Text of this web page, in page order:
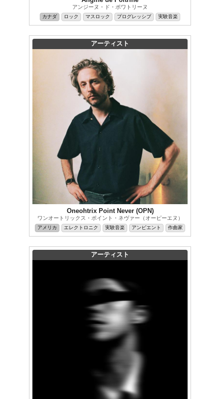
アンジーヌ・ド・ポワトリーヌ
カナダ ロック マスロック プログレッシブ 実験音楽
アーティスト
Oneohtrix Point Never (OPN)
ワンオートリックス・ポイント・ネヴァー（オーピーエヌ）
アメリカ エレクトロニク 実験音楽 アンビエント 作曲家
アーティスト